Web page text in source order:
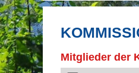
Mitglieder der